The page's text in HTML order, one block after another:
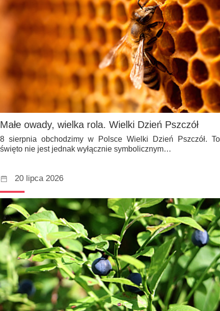
Małe owady, wielka rola. Wielki Dzień Pszczół
8 sierpnia obchodzimy w Polsce Wielki Dzień Pszczół. To
święto nie jest jednak wyłącznie symbolicznym…
20 lipca 2026